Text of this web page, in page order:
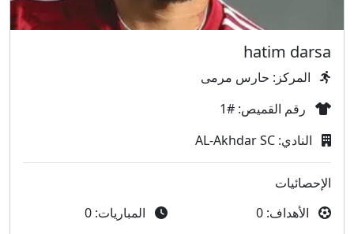
hatim darsa
المركز: حارس مرمى
رقم القميص: #1
النادي: AL-Akhdar SC
الإحصائيات
الأهداف: 0
المباريات: 0